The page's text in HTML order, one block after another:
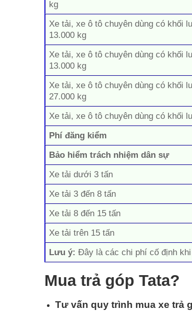
kg
Xe tải, xe ô tô chuyên dùng có khối
13.000 kg
Xe tải, xe ô tô chuyên dùng có khối
13.000 kg
Xe tải, xe ô tô chuyên dùng có khối
27.000 kg
Xe tải, xe ô tô chuyên dùng có khối
Phí đăng kiểm
Bảo hiểm trách nhiệm dân sự
Xe tải dưới 3 tấn
Xe tải 3 đến 8 tấn
Xe tải 8 đến 15 tấn
Xe tải trên 15 tấn
Lưu ý:Đây là các chi phí cố định
Mua trả góp Tata?
Tư vấn quy trình mua xe trả